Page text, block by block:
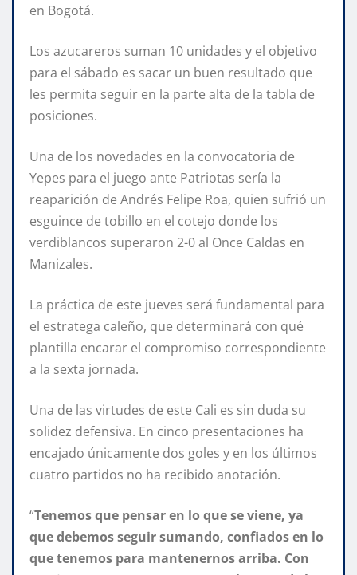
en Bogotá.
Los azucareros suman 10 unidades y el objetivo
para el sábado es sacar un buen resultado que
les permita seguir en la parte alta de la tabla de
posiciones.
Una de los novedades en la convocatoria de
Yepes para el juego ante Patriotas sería la
reaparición de Andrés Felipe Roa, quien sufrió un
esguince de tobillo en el cotejo donde los
verdiblancos superaron 2-0 al Once Caldas en
Manizales.
La práctica de este jueves será fundamental para
el estratega caleño, que determinará con qué
plantilla encarar el compromiso correspondiente
a la sexta jornada.
Una de las virtudes de este Cali es sin duda su
solidez defensiva. En cinco presentaciones ha
encajado únicamente dos goles y en los últimos
cuatro partidos no ha recibido anotación.
“Tenemos que pensar en lo que se viene, ya
que debemos seguir sumando, confiados en lo
que tenemos para mantenernos arriba. Con